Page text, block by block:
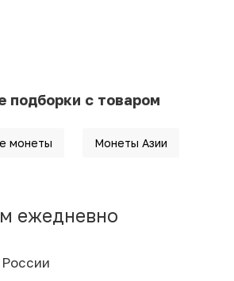
подборки с товаром
монеты Монеты Азии
ежедневно